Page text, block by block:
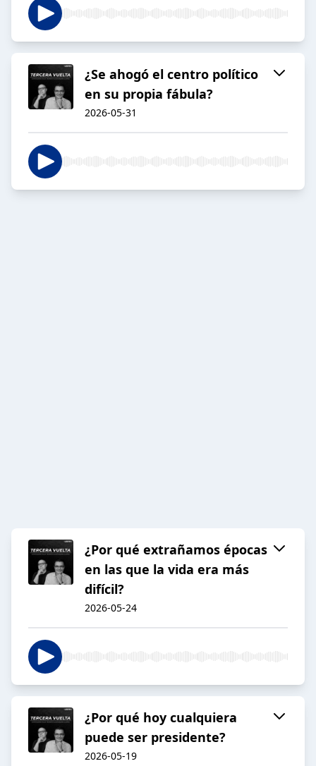
¿Se ahogó el centro político
en su propia fábula?
2026-05-31
¿Por qué extrañamos épocas
en las que la vida era más
difícil?
2026-05-24
¿Por qué hoy cualquiera
puede ser presidente?
2026-05-19